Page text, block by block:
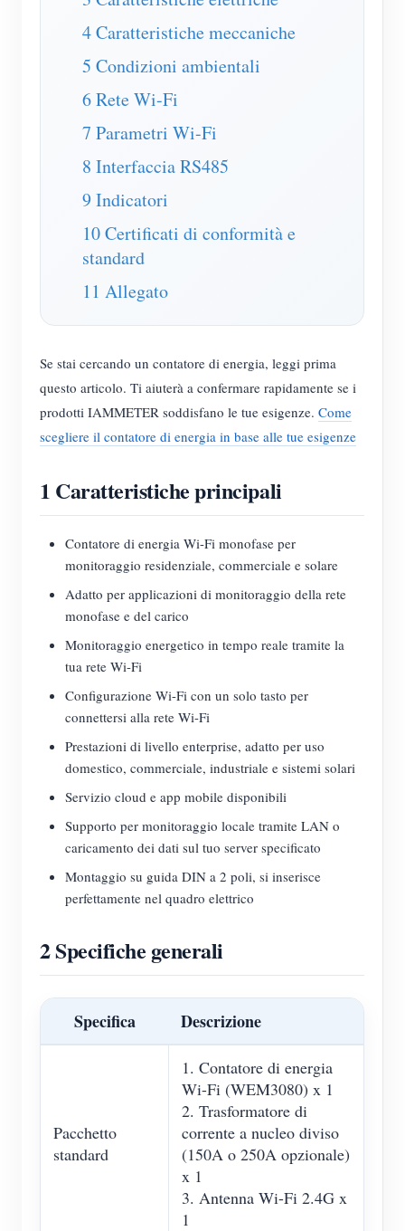
Caricatore EV
Simulatore IAMMETER
Misuratore virtuale
Sistema di previsione e simulazione energetica
Sistema di controllo del riscaldatore FV
Domotica
Monitoraggio energetico della fabbrica
Negozio
Risorse
Guida rapida del prodotto
Documentazione
Video tutorial
FAQ
Notizie
Blog
Community
Programma contributori
Attività IAMMETER
Forum
App Store
Soluzioni
4 Caratteristiche meccaniche
5 Condizioni ambientali
6 Rete Wi-Fi
7 Parametri Wi-Fi
8 Interfaccia RS485
9 Indicatori
10 Certificati di conformità e
standard
11 Allegato
Se stai cercando un contatore di energia, leggi prima
questo articolo. Ti aiuterà a confermare rapidamente se i
prodotti IAMMETER soddisfano le tue esigenze. Come
scegliere il contatore di energia in base alle tue esigenze
1 Caratteristiche principali
Contatore di energia Wi-Fi monofase per
monitoraggio residenziale, commerciale e solare
Adatto per applicazioni di monitoraggio della rete
monofase e del carico
Monitoraggio energetico in tempo reale tramite la
tua rete Wi-Fi
Configurazione Wi-Fi con un solo tasto per
connettersi alla rete Wi-Fi
Prestazioni di livello enterprise, adatto per uso
domestico, commerciale, industriale e sistemi solari
Servizio cloud e app mobile disponibili
Supporto per monitoraggio locale tramite LAN o
caricamento dei dati sul tuo server specificato
Montaggio su guida DIN a 2 poli, si inserisce
perfettamente nel quadro elettrico
2 Specifiche generali
Specifica Descrizione
Pacchetto
standard
1. Contatore di energia
Wi-Fi (WEM3080) x 1
2. Trasformatore di
corrente a nucleo diviso
(150A o 250A opzionale)
x 1
3. Antenna Wi-Fi 2.4G x
1